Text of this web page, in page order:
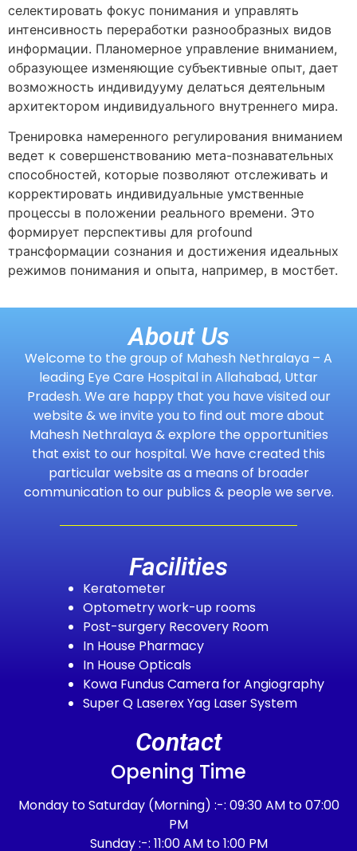
селектировать фокус понимания и управлять
интенсивность переработки разнообразных видов
информации. Планомерное управление вниманием,
образующее изменяющие субъективные опыт, дает
возможность индивидууму делаться деятельным
архитектором индивидуального внутреннего мира.
Тренировка намеренного регулирования вниманием
ведет к совершенствованию мета-познавательных
способностей, которые позволяют отслеживать и
корректировать индивидуальные умственные
процессы в положении реального времени. Это
формирует перспективы для profound
трансформации сознания и достижения идеальных
режимов понимания и опыта, например, в мостбет.
About Us
Welcome to the group of Mahesh Nethralaya – A
leading Eye Care Hospital in Allahabad, Uttar
Pradesh. We are happy that you have visited our
website & we invite you to find out more about
Mahesh Nethralaya & explore the opportunities
that exist to our hospital. We have created this
particular website as a means of broader
communication to our publics & people we serve.
Facilities
Keratometer
Optometry work-up rooms
Post-surgery Recovery Room
In House Pharmacy
In House Opticals
Kowa Fundus Camera for Angiography
Super Q Laserex Yag Laser System
Contact
Opening Time
Monday to Saturday (Morning) :-: 09:30 AM to 07:00
PM
Sunday :-: 11:00 AM to 1:00 PM